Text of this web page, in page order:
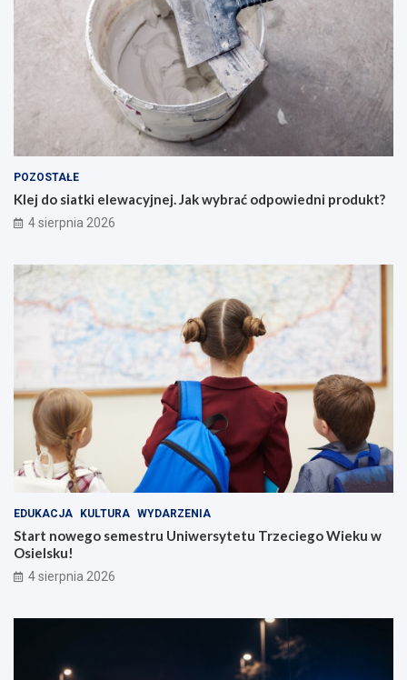
POZOSTAŁE
Klej do siatki elewacyjnej. Jak wybrać odpowiedni produkt?
4 sierpnia 2026
EDUKACJA KULTURA WYDARZENIA
Start nowego semestru Uniwersytetu Trzeciego Wieku w
Osielsku!
4 sierpnia 2026